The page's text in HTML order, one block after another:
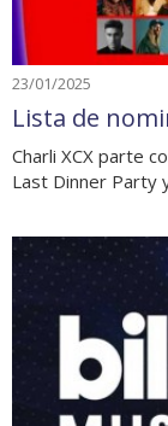
23/01/2025
Lista de
Charli XCX parte
Last Dinner Party